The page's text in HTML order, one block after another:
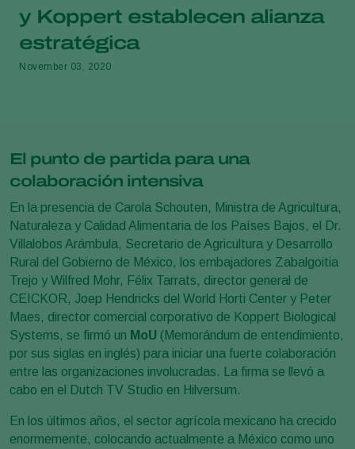
y Koppert establecen alianza
estratégica
November 03, 2020
El punto de partida para una
colaboración intensiva
En la presencia de Carola Schouten, Ministra de Agricultura,
Naturaleza y Calidad Alimentaria de los Países Bajos, el Dr.
Villalobos Arámbula, Secretario de Agricultura y Desarrollo
Rural del Gobierno de México, los embajadores Zabalgoitia
Trejo y Wilfred Mohr, Félix Tarrats, director general de
CEICKOR, Joep Hendricks del World Horti Center y Peter
Maes, director comercial corporativo de Koppert Biological
Systems, se firmó un MoU (Memorándum de entendimiento,
por sus siglas en inglés) para iniciar una fuerte colaboración
entre las organizaciones involucradas. La firma se llevó a
cabo en el Dutch TV Studio en Hilversum.
En los últimos años, el sector agrícola mexicano ha crecido
enormemente, colocando actualmente a México como uno